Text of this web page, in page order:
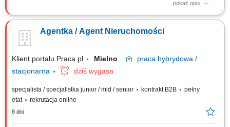
pokaż opis
Gotowość do prowadzenia działalności gospodarczej. Samodzielność i
odpowiedzialność. Nastawienie na realizację celów i rozwój zawodowy.
Systematyczność i zaangażowanie. Mile widziane doświadczenie w
Agentka / Agent Nieruchomości
Klient portalu Praca.pl Mielno praca hybrydowa /
stacjonarna
dziś wygasa
specjalista / specjalistka junior / mid / senior kontrakt B2B
pełny
etat
rekrutacja online
8 dni